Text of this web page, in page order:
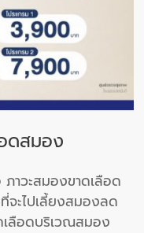
ดสมอง
าวะสมองขาดเลือด
จะไปเลี้ยงสมองลด
ลือดบริเวณสมอง